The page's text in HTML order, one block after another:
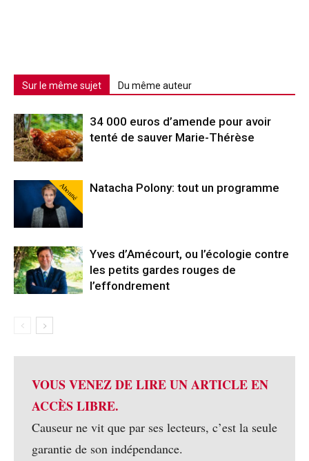
Sur le même sujet Du même auteur
34 000 euros d’amende pour avoir
tenté de sauver Marie-Thérèse
Abonné Natacha Polony: tout un programme
Yves d’Amécourt, ou l’écologie contre
les petits gardes rouges de
l’effondrement
VOUS VENEZ DE LIRE UN ARTICLE EN
ACCÈS LIBRE.
Causeur ne vit que par ses lecteurs, c’est la seule
garantie de son indépendance.